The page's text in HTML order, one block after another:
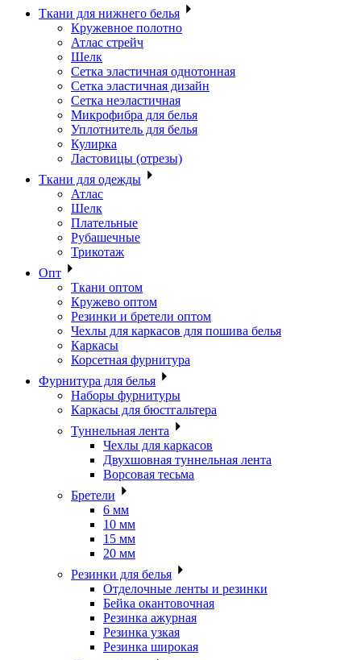
Ткани для нижнего белья
Кружевное полотно
Атлас стрейч
Шелк
Сетка эластичная однотонная
Сетка эластичная дизайн
Сетка неэластичная
Микрофибра для белья
Уплотнитель для белья
Кулирка
Ластовицы (отрезы)
Ткани для одежды
Атлас
Шелк
Плательные
Рубашечные
Трикотаж
Опт
Ткани оптом
Кружево оптом
Резинки и бретели оптом
Чехлы для каркасов для пошива белья
Каркасы
Корсетная фурнитура
Фурнитура для белья
Наборы фурнитуры
Каркасы для бюстгальтера
Туннельная лента
Чехлы для каркасов
Двухшовная туннельная лента
Ворсовая тесьма
Бретели
6 мм
10 мм
15 мм
20 мм
Резинки для белья
Отделочные ленты и резинки
Бейка окантовочная
Резинка ажурная
Резинка узкая
Резинка широкая